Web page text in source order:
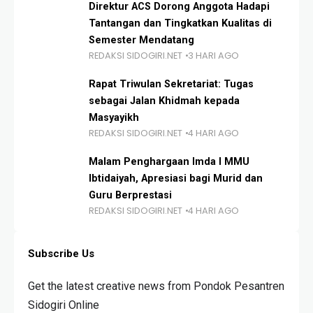
Direktur ACS Dorong Anggota Hadapi
Tantangan dan Tingkatkan Kualitas di
Semester Mendatang
REDAKSI SIDOGIRI.NET 3 HARI AGO
Rapat Triwulan Sekretariat: Tugas
sebagai Jalan Khidmah kepada
Masyayikh
REDAKSI SIDOGIRI.NET 4 HARI AGO
Malam Penghargaan Imda I MMU
Ibtidaiyah, Apresiasi bagi Murid dan
Guru Berprestasi
REDAKSI SIDOGIRI.NET 4 HARI AGO
Subscribe Us
Get the latest creative news from Pondok Pesantren
Sidogiri Online